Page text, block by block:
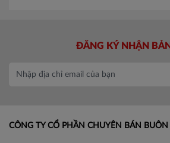
ĐĂNG KÝ NHẬN
CÔNG TY CỔ PHẦN CHUYÊN BÁN BUÔN